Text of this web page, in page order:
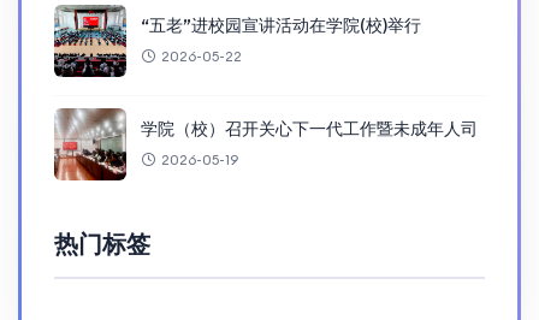
“五老”进校园宣讲活动在学院(校)举行
2026-05-22
学院（校）召开关心下一代工作暨未成年人司
2026-05-19
热门标签